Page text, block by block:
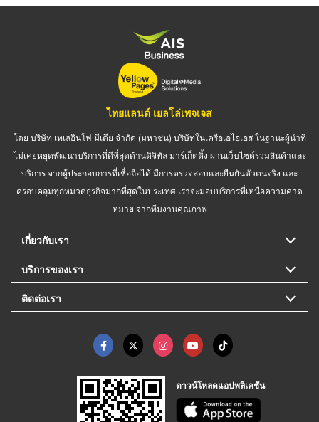
ไทยแลนด์ เยลโล่เพจเจส
โดย บริษัท เทเลอินโฟ มีเดีย จำกัด (มหาชน) บริษัทในเครือเอไอเอส ในฐานะผู้นำที่
ไม่เคยหยุดพัฒนาบริการที่ดีที่สุดด้านดิจิทัล มาร์เก็ตติ้ง ผ่านเว็บไซต์รวมสินค้าและ
บริการ จากผู้ประกอบการที่เชื่อถือได้ มีการตรวจสอบและยืนยันตัวตนจริง และ
ครอบคลุมทุกหมวดธุรกิจมากที่สุดในประเทศ เราจะมอบบริการที่เหนือความคาด
หมาย จากทีมงานคุณภาพ
เกี่ยวกับเรา
บริการของเรา
ติดต่อเรา
ดาวน์โหลดแอปพลิเคชัน